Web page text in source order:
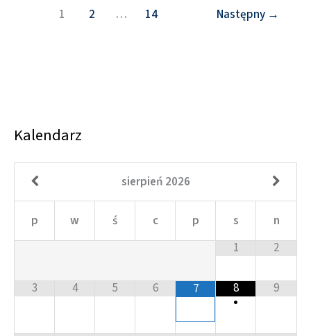
1 2 … 14 Następny →
Kalendarz
sierpień 2026
p w ś c p s
n
1
2
3 4 5 6 7
8
•
9